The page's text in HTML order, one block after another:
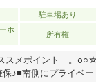
駐車場あり
ホ
所有権
メポイント 。
♪■南側にプライベー